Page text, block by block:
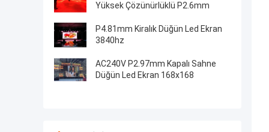
Yüksek Çözünürlüklü P2.6mm
P4.81mm Kiralık Düğün Led Ekran
3840hz
AC240V P2.97mm Kapalı Sahne
Düğün Led Ekran 168x168